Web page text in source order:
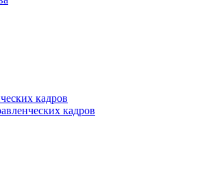
кадров
кадров